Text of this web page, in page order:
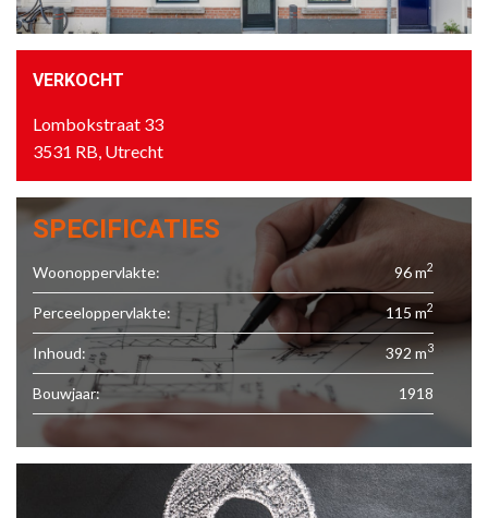
VERKOCHT
Lombokstraat 33
3531 RB, Utrecht
SPECIFICATIES
Woonoppervlakte: 96 m2
Perceeloppervlakte: 115 m2
Inhoud: 392 m3
Bouwjaar: 1918